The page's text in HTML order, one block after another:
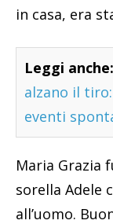
in casa, era
Leggi anche:
alzano il
eventi
Maria Grazia
sorella Adele
all’uomo.